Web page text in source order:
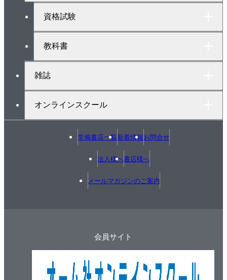
資格試験
教科書
雑誌
オンラインスクール
常備書店一覧新着情報お問合せ
法人様へ書店様へ
メールマガジンのご案内
会員サイト